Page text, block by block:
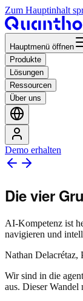
Zum Hauptinhalt
Hauptmenü öffnen
Produkte
Lösungen
Ressourcen
Über uns
Demo erhalten
Die vier
AI-Kompetenz ist
navigieren und
Nathan Delacrétaz,
Wir sind in die
aus. Dieser